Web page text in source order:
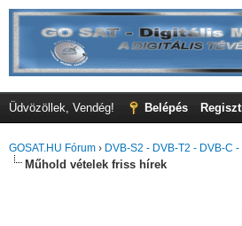
Üdvözöllek, Vendég! Belépés
GOSAT.HU Fórum › DVB-S2 - DVB-T2 - DVB-C -
Műhold vételek friss hírek